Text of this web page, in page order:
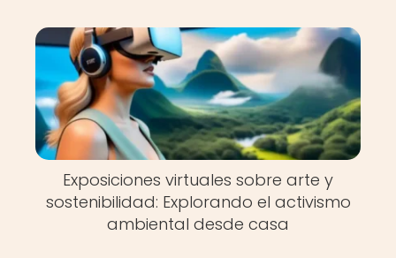
Exposiciones virtuales sobre arte y
sostenibilidad: Explorando el activismo
ambiental desde casa